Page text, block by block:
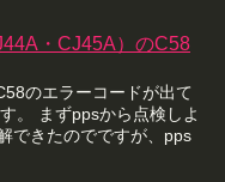
・CJ45A）のC58
のエラーコードが出て
。 まずppsから点検しよ
できたのでですが、pps